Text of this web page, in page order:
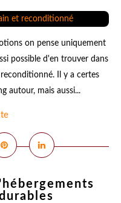
on pense uniquement
possible d'en trouver dans
Il y a certes
autour, mais aussi...